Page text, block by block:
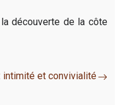
découverte de la côte
intimité et convivialité